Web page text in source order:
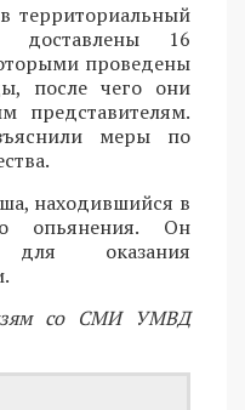
территориальный
доставлены 16
проведены
после чего они
представителям.
меры по
находившийся в
опьянения. Он
оказания
со СМИ УМВД